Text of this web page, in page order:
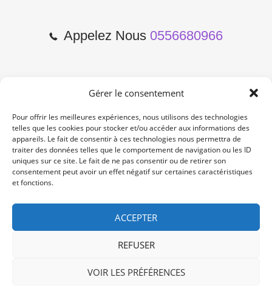
Gérer le consentement
Pour offrir les meilleures expériences, nous utilisons des technologies
telles que les cookies pour stocker et/ou accéder aux informations des
appareils. Le fait de consentir à ces technologies nous permettra de
traiter des données telles que le comportement de navigation ou les ID
uniques sur ce site. Le fait de ne pas consentir ou de retirer son
consentement peut avoir un effet négatif sur certaines caractéristiques
et fonctions.
ACCEPTER
REFUSER
VOIR LES PRÉFÉRENCES
Appelez Nous 0556680966
2 Cours de l'Yser 33800
Bordeaux
Lun-Samedi: 10:00 -19:00
Non Stop
/ /